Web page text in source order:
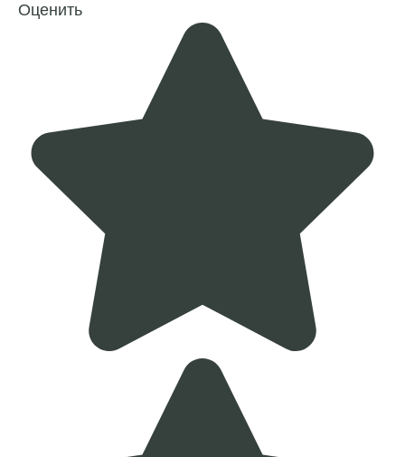
Оценить